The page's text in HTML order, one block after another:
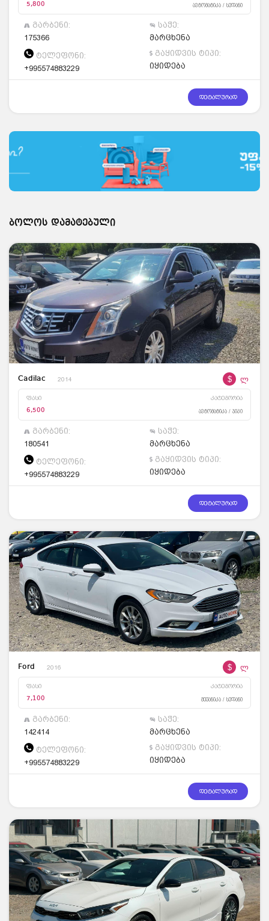
5,800 ავტომატიკა / სედანი
გარბენი:
175366
საჭე:
მარცხენა
ტელეფონი:
+995574883229
გაყიდვის ტიპი:
იყიდება
დეტალურად
ბოლოს დამატებული
Cadilac 2014 $ ლ
ფასი კატეგორია
6,500 ავტომატიკა / ჯიპი
გარბენი:
180541
საჭე:
მარცხენა
ტელეფონი:
+995574883229
გაყიდვის ტიპი:
იყიდება
დეტალურად
Ford 2016 $ ლ
ფასი კატეგორია
7,100 მექანიკა / სედანი
გარბენი:
142414
საჭე:
მარცხენა
ტელეფონი:
+995574883229
გაყიდვის ტიპი:
იყიდება
დეტალურად